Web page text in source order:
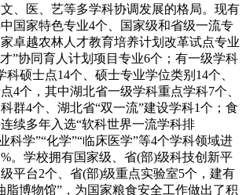
、医、艺等多学科协调发展的格局。现有
国家特色专业4个、国家级和省级一流专
卓越农林人才教育培养计划改革试点专业
”协同育人计划项目专业6个；有一级学科
科硕士点14个、硕士专业学位类别14个、
4个，其中湖北省一级学科重点学科7个、
群4个、湖北省“双一流”建设学科1个；食
续多年入选“软科世界一流学科排
科学”“化学”“临床医学”等4个学科领域进
。学校拥有国家级、省(部)级科技创新平
平台2个、省(部)级重点实验室5个，建有
脂博物馆”，为国家粮食安全工作做出了积